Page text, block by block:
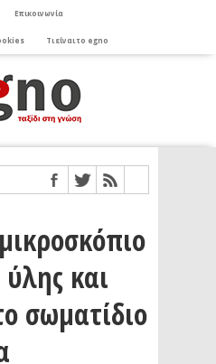
Επικοινωνία
Τι είναι το egno
και
σωματίδιο